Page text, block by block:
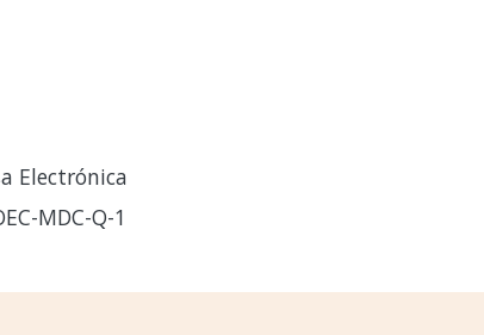
Electrónica
MDC-Q-1